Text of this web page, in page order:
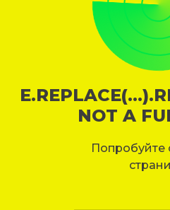
NOT A
Попробуйте